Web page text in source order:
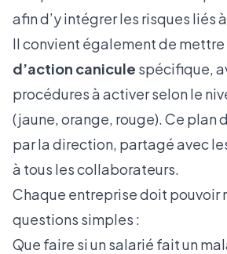
afin d’y intégrer les risques liés
Il convient également de mettre
d’action canicule spécifique,
procédures à activer selon le
(jaune, orange, rouge). Ce plan
par la direction, partagé avec
à tous les collaborateurs.
Chaque entreprise doit pouvoir
questions simples :
Que faire si un salarié fait un